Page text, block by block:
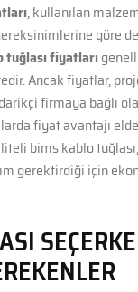
, kullanılan
göre
tuğlası fiyatları
Ancak fiyatlar,
firmaya bağlı
fiyat avantajı
bims kablo
gerektirdiği için